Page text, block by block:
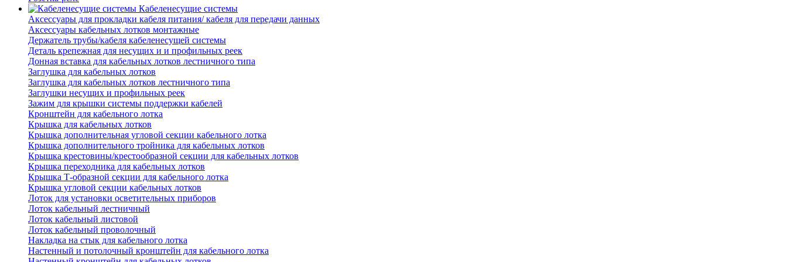
Кабеленесущие системы
Аксессуары для прокладки кабеля питания/ кабеля для передачи данных
Аксессуары кабельных лотков монтажные
Держатель трубы/кабеля кабеленесущей системы
Деталь крепежная для несущих и и профильных реек
Донная вставка для кабельных лотков лестничного типа
Заглушка для кабельных лотков
Заглушка для кабельных лотков лестничного типа
Заглушки несущих и профильных реек
Зажим для крышки системы поддержки кабелей
Кронштейн для кабельного лотка
Крышка для кабельных лотков
Крышка дополнительная угловой секции кабельного лотка
Крышка дополнительного тройника для кабельных лотков
Крышка крестовины/крестообразной секции для кабельных лотков
Крышка переходника для кабельных лотков
Крышка Т-образной секции для кабельного лотка
Крышка угловой секции кабельных лотков
Лоток для установки осветительных приборов
Лоток кабельный лестничный
Лоток кабельный листовой
Лоток кабельный проволочный
Накладка на стык для кабельного лотка
Настенный и потолочный кронштейн для кабельного лотка